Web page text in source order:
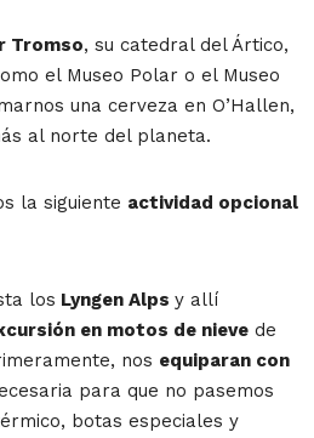
Tromso, su catedral del Ártico,
el Museo Polar o el Museo
una cerveza en O’Hallen,
al norte del planeta.
la siguiente actividad opcional
los Lyngen Alps y allí
en motos de nieve de
nos equiparan con
para que no pasemos
botas especiales y